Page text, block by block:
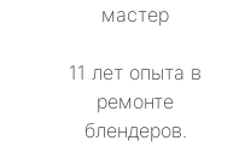
мастер
11 лет опыта в
ремонте
блендеров.